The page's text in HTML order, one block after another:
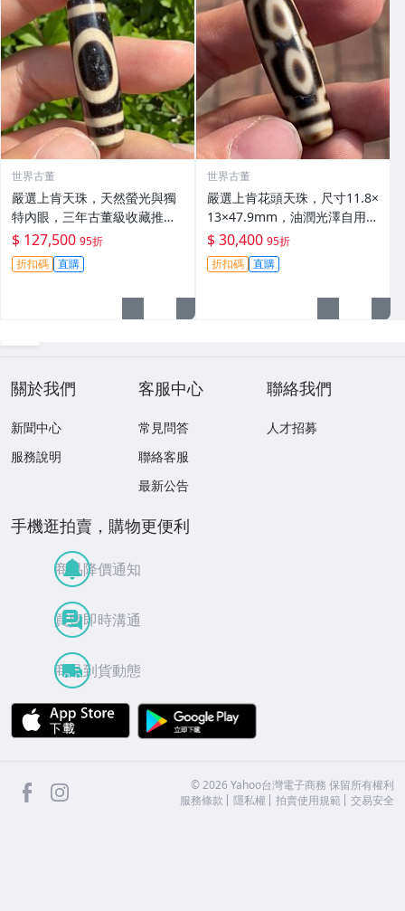
世界古董
嚴選上肯天珠，天然螢光與獨
特內眼，三年古董級收藏推
薦。天珠 玉石 天地天珠
$ 127,500 95折
折扣碼 直購
世界古董
嚴選上肯花頭天珠，尺寸11.8×
13×47.9mm，油潤光澤自用佳
品 帝王四眼天珠、斷補裝飾收
藏級別 四眼天珠、老料天珠、
帝王天珠
$ 30,400 95折
折扣碼 直購
關於我們
新聞中心
服務說明
客服中心
常見問答
聯絡客服
最新公告
聯絡我們
人才招募
手機逛拍賣，購物更便利
商品降價通知
買賣即時溝通
商品到貨動態
APP Store
facebook ©2026 Yahoo台灣電子商務 保留所有權利
服務條款
隱私權 拍賣使用規範 交易安全